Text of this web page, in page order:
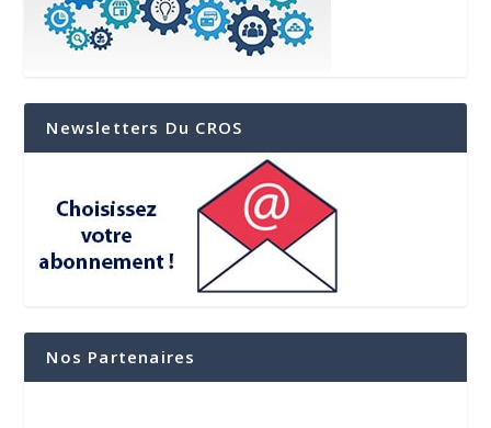
Newsletters Du CROS
Nos Partenaires